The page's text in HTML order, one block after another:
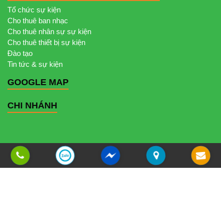
Tổ chức sự kiện
Cho thuê ban nhạc
Cho thuê nhân sự sự kiện
Cho thuê thiết bị sự kiện
Đào tạo
Tin tức & sự kiện
GOOGLE MAP
CHI NHÁNH